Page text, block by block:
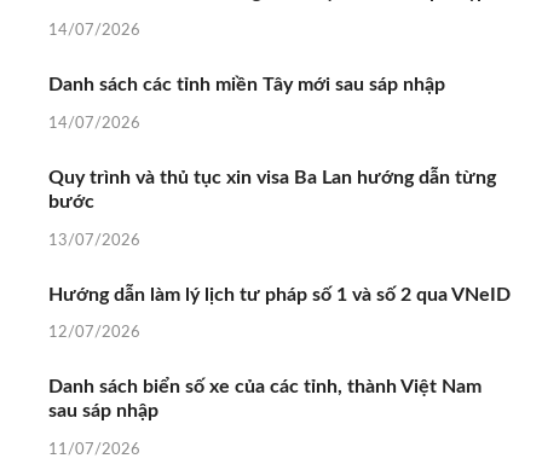
14/07/2026
Danh sách các tỉnh miền Tây mới sau sáp nhập
14/07/2026
Quy trình và thủ tục xin visa Ba Lan hướng dẫn từng
bước
13/07/2026
Hướng dẫn làm lý lịch tư pháp số 1 và số 2 qua VNeID
12/07/2026
Danh sách biển số xe của các tỉnh, thành Việt Nam
sau sáp nhập
11/07/2026